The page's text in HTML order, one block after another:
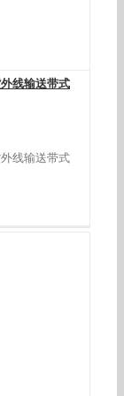
线输送带式
线输送带式